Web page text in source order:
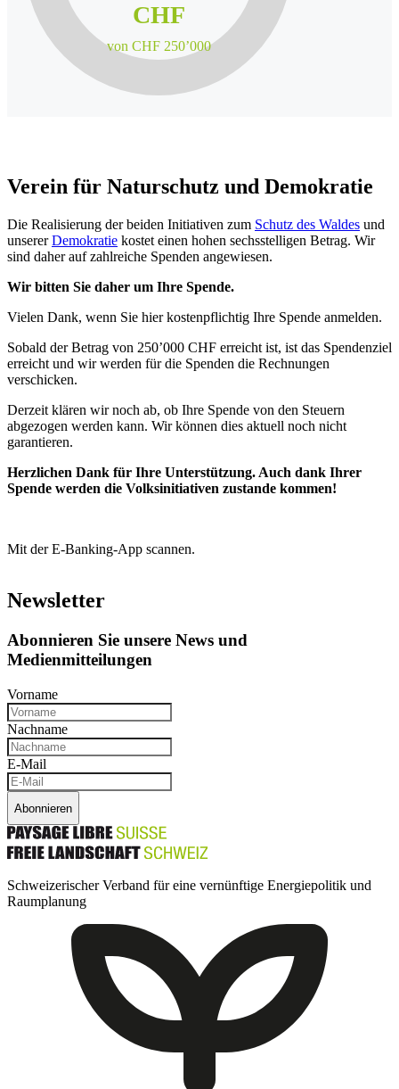
CHF
von CHF 250’000
Verein für Naturschutz und Demokratie
Die Realisierung der beiden Initiativen zum Schutz des Waldes und
unsererDemokratie kostet einen hohen sechsstelligen Betrag. Wir
sind daher auf zahlreiche Spenden angewiesen.
Wir bitten Sie daher um Ihre Spende.
Vielen Dank, wenn Sie hier kostenpflichtig Ihre Spende anmelden.
Sobald der Betrag von 250’000 CHF erreicht ist, ist das Spendenziel
erreicht und wir werden für die Spenden die Rechnungen
verschicken.
Derzeit klären wir noch ab, ob Ihre Spende von den Steuern
abgezogen werden kann. Wir können dies aktuell noch nicht
garantieren.
Herzlichen Dank für Ihre Unterstützung. Auch dank Ihrer
Spende werden die Volksinitiativen zustande kommen!
Mit der E-Banking-App scannen.
Newsletter
Abonnieren Sie unsere News und
Medienmitteilungen
Vorname
Nachname
E-Mail
Abonnieren
Schweizerischer Verband für eine vernünftige Energiepolitik und
Raumplanung